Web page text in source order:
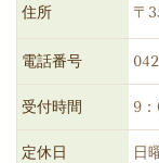
住所 〒
電話番号
受付時間 9
定休日 日